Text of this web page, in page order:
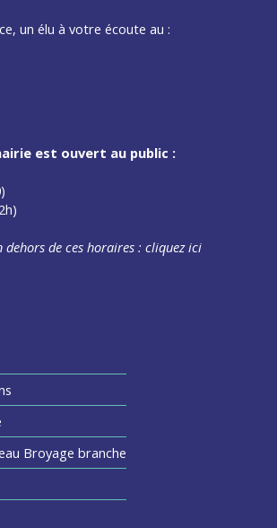
un élu à votre écoute au :
est ouvert au public :
dehors de ces horaires :cliquez ici
Broyage branche